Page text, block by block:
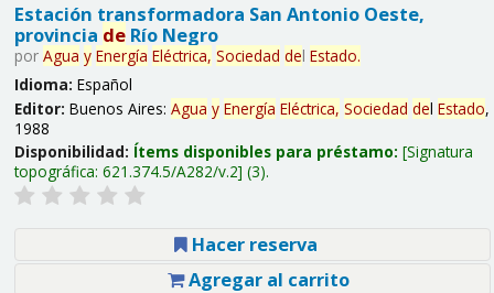
Estación transformadora San Antonio Oeste,
provincia deRío Negro
por Agua y Energía Eléctrica, Sociedad del Estado.
Idioma: Español
Editor: Buenos Aires: Agua y Energía Eléctrica, Sociedad del Estado,
1988
Disponibilidad: Ítems disponibles para préstamo: Signatura
topográfica: 621.374.5/A282/v.2 (3).
Hacer reserva
Agregar al carrito